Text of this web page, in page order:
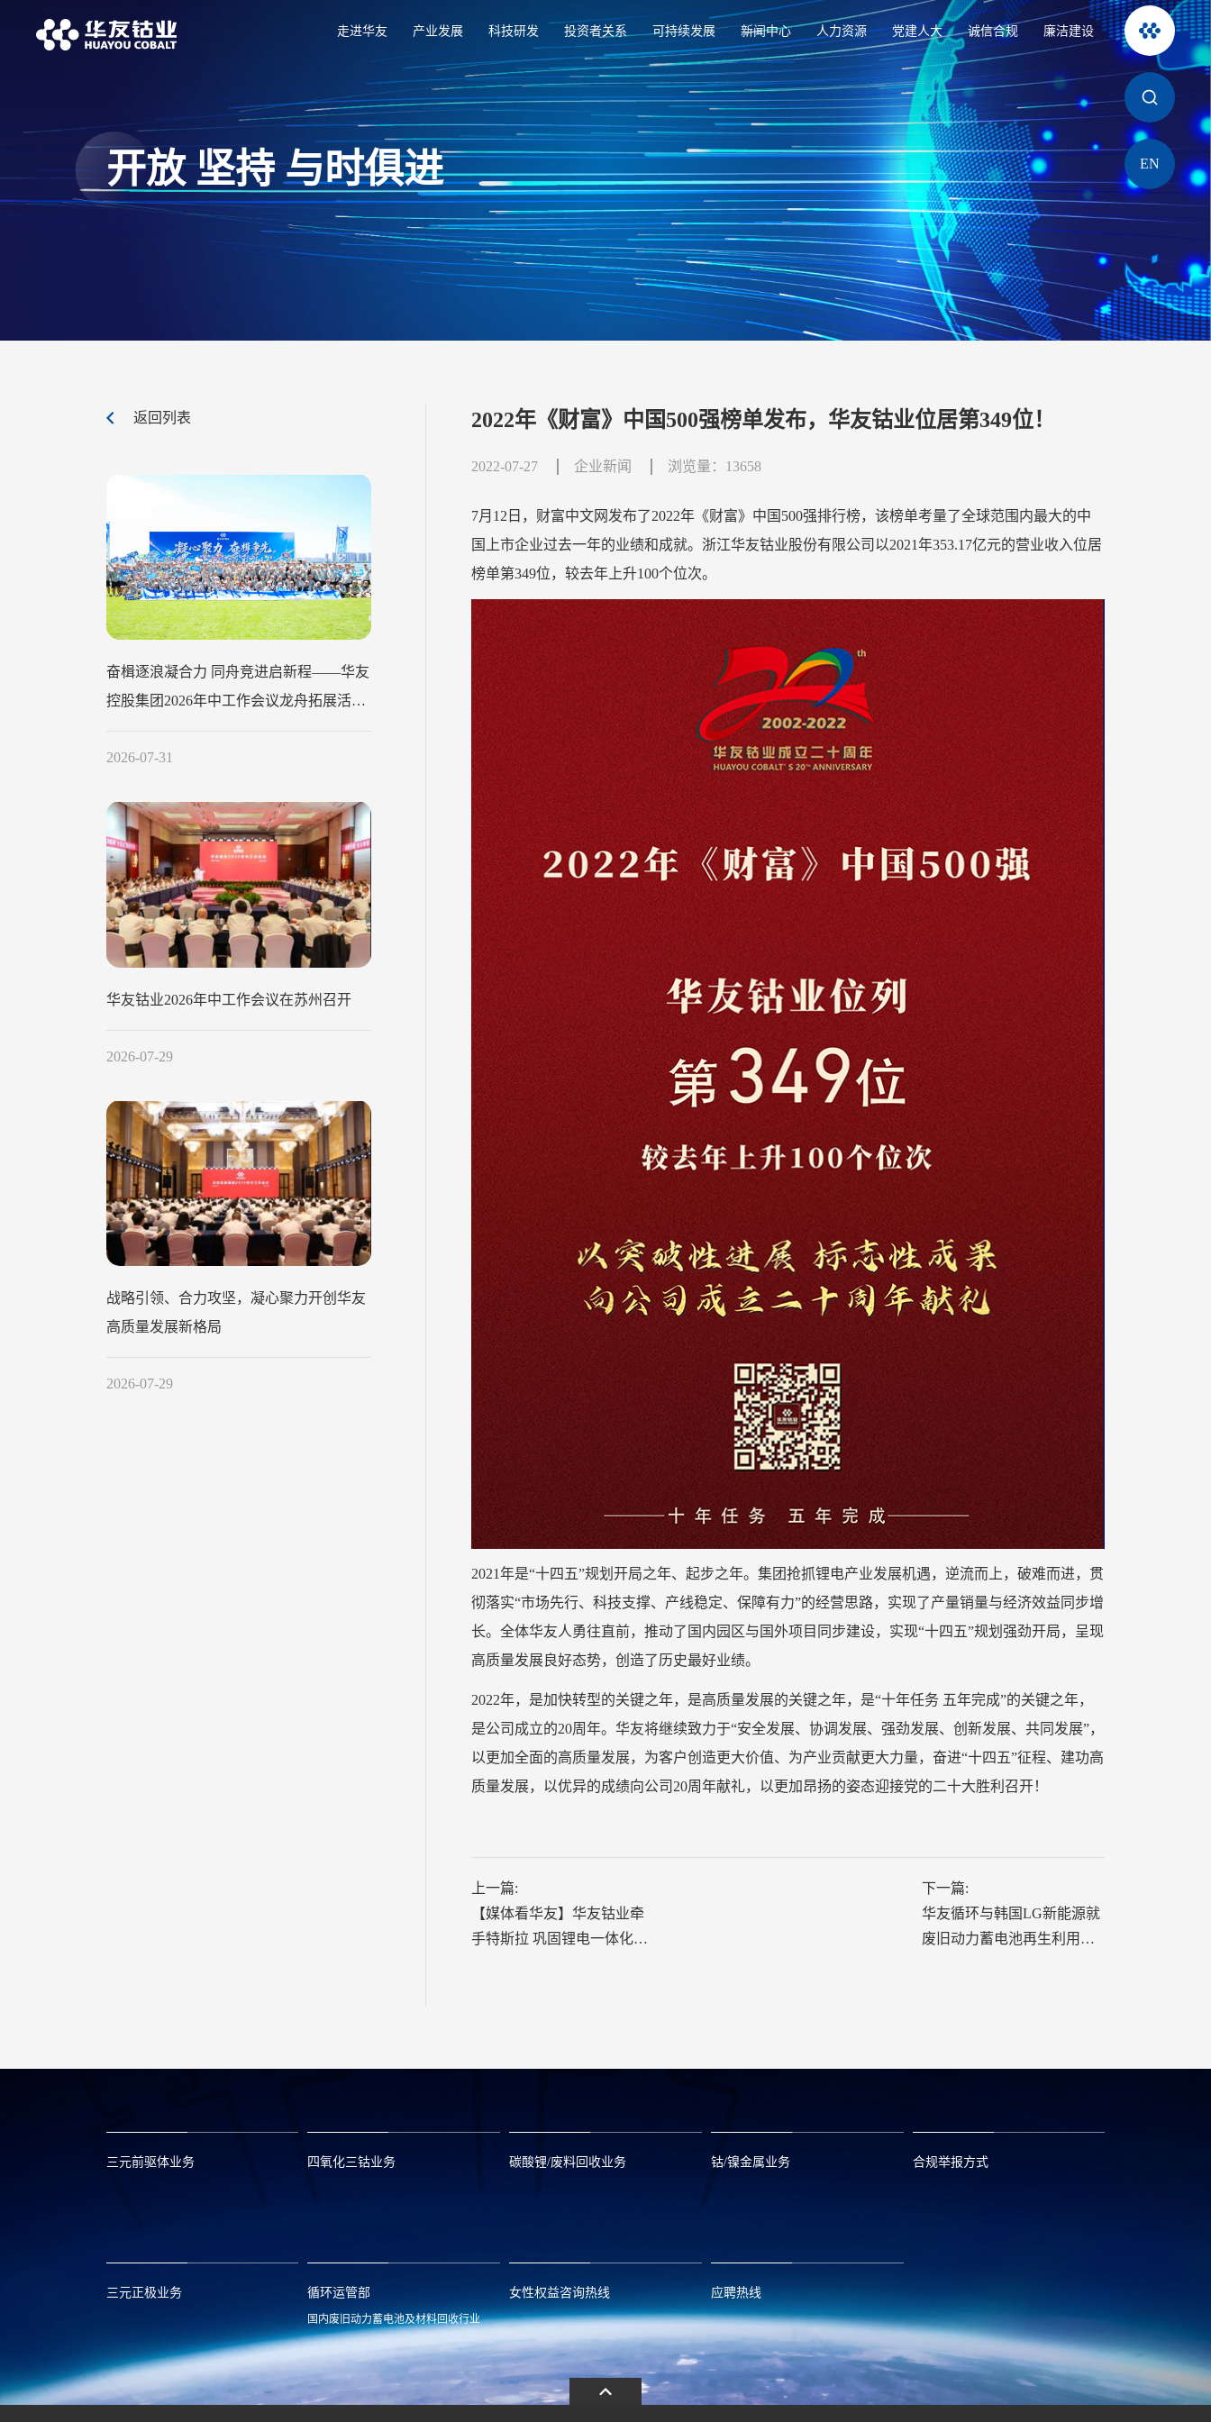
走进华友 产业发展 科技研发 投资者关系 可持续发展 新闻中心 人力资源 党建人大 诚信合规 廉洁建设
EN
开放 坚持 与时俱进
返回列表
奋楫逐浪凝合力 同舟竞进启新程——华友
控股集团2026年中工作会议龙舟拓展活动
2026-07-31
华友钴业2026年中工作会议在苏州召开
2026-07-29
战略引领、合力攻坚，凝心聚力开创华友
高质量发展新格局
2026-07-29
2022年《财富》中国500强榜单发布，华友钴业位居第349位！
2022-07-27 企业新闻 浏览量：13658
7月12日，财富中文网发布了2022年《财富》中国500强排行榜，该榜单考量了全球范围内最大的中
国上市企业过去一年的业绩和成就。浙江华友钴业股份有限公司以2021年353.17亿元的营业收入位居
榜单第349位，较去年上升100个位次。
2021年是“十四五”规划开局之年、起步之年。集团抢抓锂电产业发展机遇，逆流而上，破难而进，贯
彻落实“市场先行、科技支撑、产线稳定、保障有力”的经营思路，实现了产量销量与经济效益同步增
长。全体华友人勇往直前，推动了国内园区与国外项目同步建设，实现“十四五”规划强劲开局，呈现
高质量发展良好态势，创造了历史最好业绩。
2022年，是加快转型的关键之年，是高质量发展的关键之年，是“十年任务 五年完成”的关键之年，
是公司成立的20周年。华友将继续致力于“安全发展、协调发展、强劲发展、创新发展、共同发展”，
以更加全面的高质量发展，为客户创造更大价值、为产业贡献更大力量，奋进“十四五”征程、建功高
质量发展，以优异的成绩向公司20周年献礼，以更加昂扬的姿态迎接党的二十大胜利召开！
上一篇:
【媒体看华友】华友钴业牵
手特斯拉 巩固锂电一体化龙
下一篇:
华友循环与韩国LG新能源就
废旧动力蓄电池再生利用达
三元前驱体业务 四氧化三钴业务 碳酸锂/废料回收业务 钴/镍金属业务 合规举报方式
三元正极业务 循环运管部
国内废旧动力蓄电池及材料回收行业
hyxh@huayou.com
女性权益咨询热线
13486326037
应聘热线
0086-0573-88585392